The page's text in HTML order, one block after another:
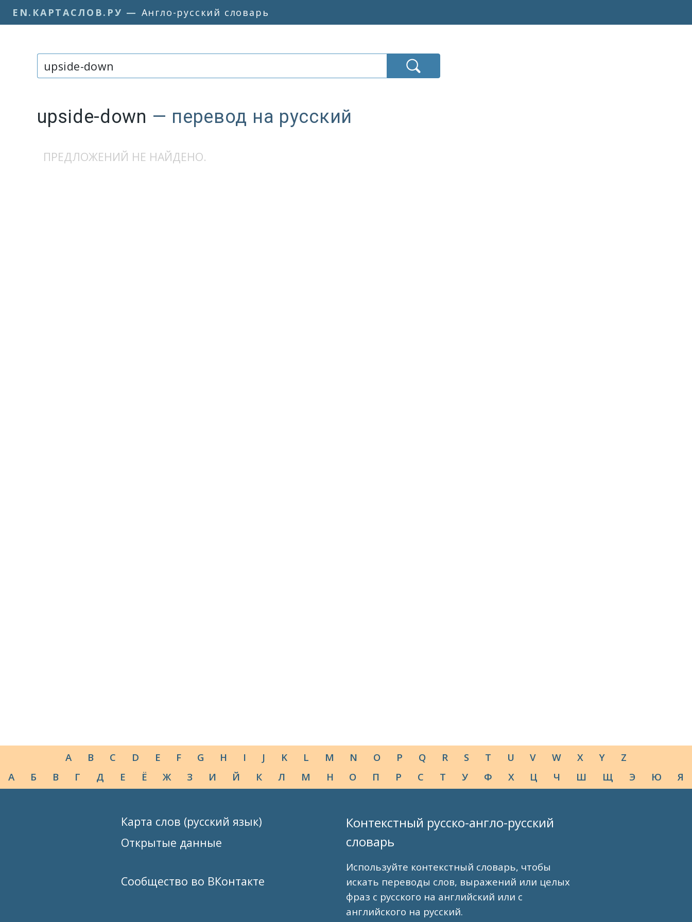
EN.КАРТАСЛОВ.РУ — Англо-русский словарь
upside-down — перевод на русский
ПРЕДЛОЖЕНИЙ НЕ НАЙДЕНО.
A B C D E F G H I J K L M N O P Q R S T U V W X Y
Z
А
Б В Г Д Е Ё Ж З И Й К Л М Н О П Р С Т У Ф Х Ц Ч Ш Щ Э Ю Я
Карта слов (русский язык)
Открытые данные
Сообщество во ВКонтакте
Контекстный русско-англо-русский
словарь
Используйте контекстный словарь, чтобы
искать переводы слов, выражений или целых
фраз с русского на английский или с
английского на русский.